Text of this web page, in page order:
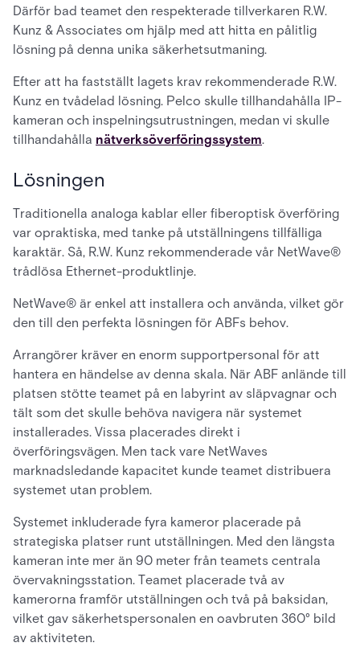
Därför bad teamet den respekterade tillverkaren R.W.
Kunz & Associates om hjälp med att hitta en pålitlig
lösning på denna unika säkerhetsutmaning.
Efter att ha fastställt lagets krav rekommenderade R.W.
Kunz en tvådelad lösning. Pelco skulle tillhandahålla IP-
kameran och inspelningsutrustningen, medan vi skulle
tillhandahålla nätverksöverföringssystem.
Lösningen
Traditionella analoga kablar eller fiberoptisk överföring
var opraktiska, med tanke på utställningens tillfälliga
karaktär. Så, R.W. Kunz rekommenderade vår NetWave®
trådlösa Ethernet-produktlinje.
NetWave® är enkel att installera och använda, vilket gör
den till den perfekta lösningen för ABFs behov.
Arrangörer kräver en enorm supportpersonal för att
hantera en händelse av denna skala. När ABF anlände till
platsen stötte teamet på en labyrint av släpvagnar och
tält som det skulle behöva navigera när systemet
installerades. Vissa placerades direkt i
överföringsvägen. Men tack vare NetWaves
marknadsledande kapacitet kunde teamet distribuera
systemet utan problem.
Systemet inkluderade fyra kameror placerade på
strategiska platser runt utställningen. Med den längsta
kameran inte mer än 90 meter från teamets centrala
övervakningsstation. Teamet placerade två av
kamerorna framför utställningen och två på baksidan,
vilket gav säkerhetspersonalen en oavbruten 360° bild
av aktiviteten.